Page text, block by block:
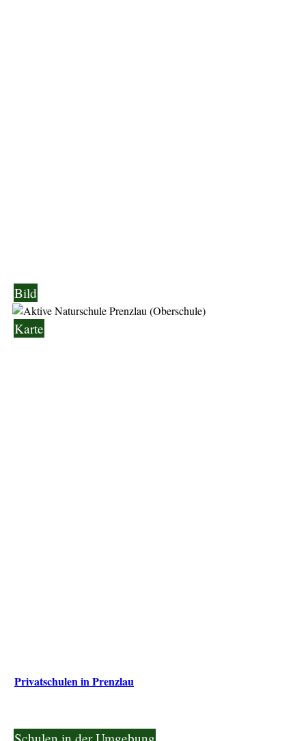
Bild
Karte
Privatschulen in Prenzlau
Schulen in der Umgebung